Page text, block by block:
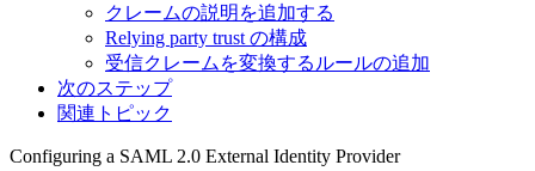
クレームの説明を追加する
Relying party trust の構成
受信クレームを変換するルールの追加
次のステップ
関連トピック
Configuring a SAML 2.0 External Identity Provider